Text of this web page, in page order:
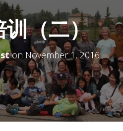
（二）
on November 1, 2016